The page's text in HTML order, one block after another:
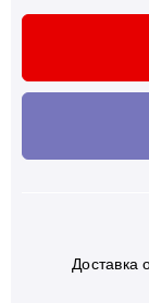
Доставка